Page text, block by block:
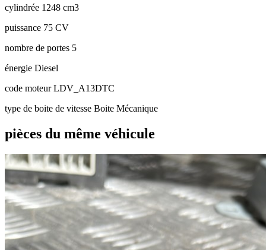
cylindrée 1248 cm3
puissance 75 CV
nombre de portes 5
énergie Diesel
code moteurLDV_A13DTC
type de boite de vitesse Boite Mécanique
pièces du même véhicule